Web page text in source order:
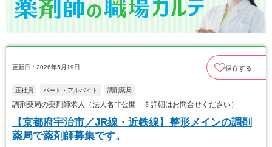
更新日：2026年5月19日 保存する
正社員 パート・アルバイト 調剤薬局
調剤薬局の薬剤師求人（法人名非公開 ※詳細はお問合せください）
【京都府宇治市／JR線・近鉄線】整形メインの調剤
薬局で薬剤師募集です。